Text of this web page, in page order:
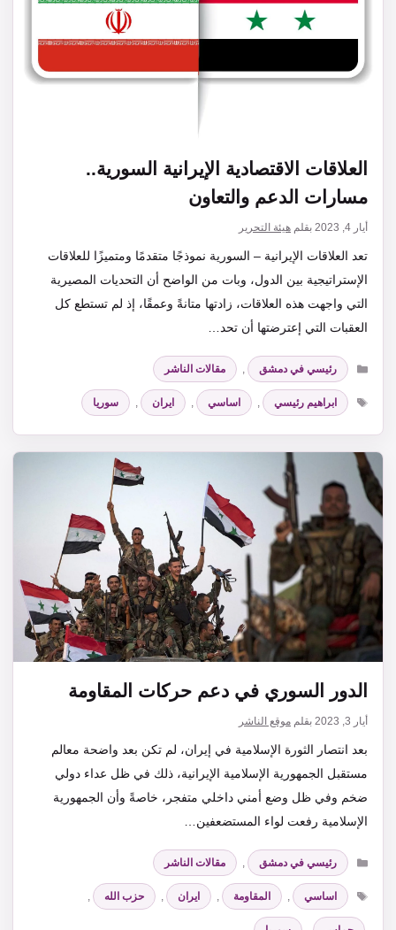
العلاقات الاقتصادية الإيرانية السورية..
مسارات الدعم والتعاون
أيار 4, 2023 بقلم هيئة التحرير
تعد العلاقات الإيرانية – السورية نموذجًا متقدمًا ومتميزًا للعلاقات
الإستراتيجية بين الدول، وبات من الواضح أن التحديات المصيرية
التي واجهت هذه العلاقات، زادتها متانةً وعمقًا، إذ لم تستطع كل
العقبات التي إعترضتها أن تحد…
التصنيفات
رئيسي في دمشق ,
مقالات الناشر
الوسوم
ابراهيم رئيسي , اساسي , ايران , سوريا
الدور السوري في دعم حركات المقاومة
أيار 3, 2023 بقلم موقع الناشر
بعد انتصار الثورة الإسلامية في إيران، لم تكن بعد واضحة معالم
مستقبل الجمهورية الإسلامية الإيرانية، ذلك في ظل عداء دولي
ضخم وفي ظل وضع أمني داخلي متفجر، خاصةً وأن الجمهورية
الإسلامية رفعت لواء المستضعفين…
التصنيفات
رئيسي في دمشق ,
مقالات الناشر
الوسوم
اساسي , المقاومة , ايران , حزب الله ,